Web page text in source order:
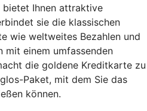
bietet Ihnen attraktive
sie die klassischen
wie weltweites Bezahlen und
mit einem umfassenden
die goldene Kreditkarte zu
Paket, mit dem Sie das
können.